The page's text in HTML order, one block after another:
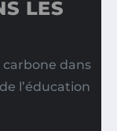
LES
carbone dans
l’éducation